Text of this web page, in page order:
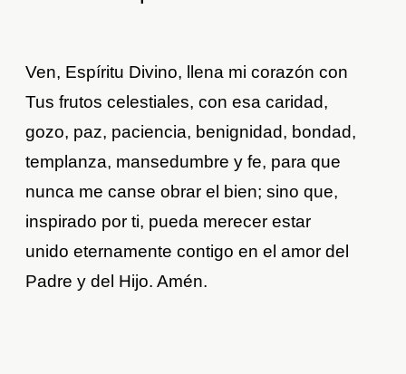
Ven, Espíritu Divino, llena mi corazón con
Tus frutos celestiales, con esa caridad,
gozo, paz, paciencia, benignidad, bondad,
templanza, mansedumbre y fe, para que
nunca me canse obrar el bien; sino que,
inspirado por ti, pueda merecer estar
unido eternamente contigo en el amor del
Padre y del Hijo. Amén.